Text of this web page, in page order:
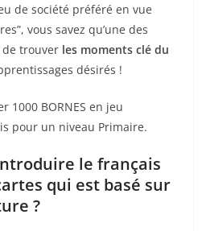
de société préféré en vue
vous savez qu’une des
trouver les moments clé du
désirés !
1000 BORNES en jeu
pour un niveau Primaire.
le français
qui est basé sur
?